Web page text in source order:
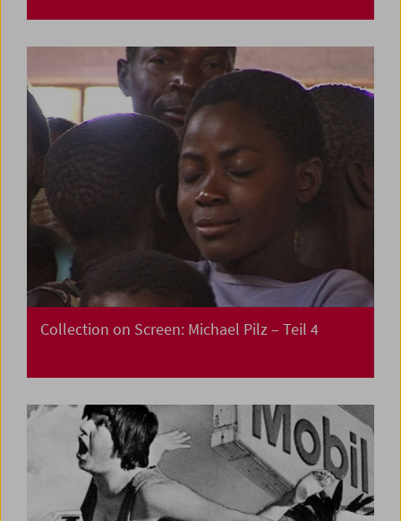
Collection on Screen: Michael Pilz – Teil 4